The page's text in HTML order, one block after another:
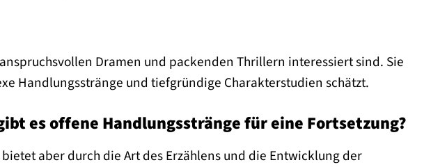
Dramen und packenden Thrillern interessiert sind. Sie
Handlungsstränge und tiefgründige Charakterstudien schätzt.
es offene Handlungsstränge für eine Fortsetzung?
aber durch die Art des Erzählens und die Entwicklung der